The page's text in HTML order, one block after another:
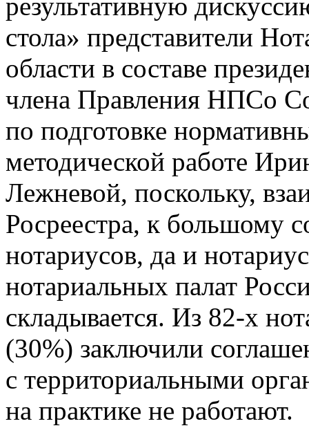
результативную
стола» представители
области в составе
члена Правления НПСо
по подготовке
методической работе
Лежневой, поскольку,
Росреестра, к большому
нотариусов, да и
нотариальных палат
складывается. Из 82-х
(30%) заключили
с территориальными
на практике не работают.